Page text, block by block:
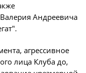
Андреевича
агрессивное
лица Клуба до,